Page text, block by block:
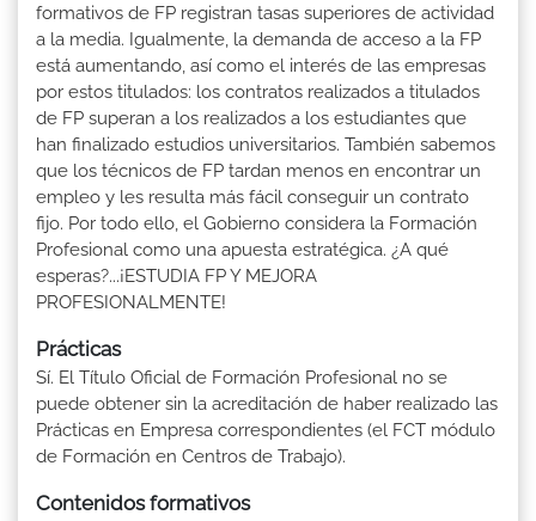
formativos de FP registran tasas superiores de actividad
a la media. Igualmente, la demanda de acceso a la FP
está aumentando, así como el interés de las empresas
por estos titulados: los contratos realizados a titulados
de FP superan a los realizados a los estudiantes que
han finalizado estudios universitarios. También sabemos
que los técnicos de FP tardan menos en encontrar un
empleo y les resulta más fácil conseguir un contrato
fijo. Por todo ello, el Gobierno considera la Formación
Profesional como una apuesta estratégica. ¿A qué
esperas?...¡ESTUDIA FP Y MEJORA
PROFESIONALMENTE!
Prácticas
Sí. El Título Oficial de Formación Profesional no se
puede obtener sin la acreditación de haber realizado las
Prácticas en Empresa correspondientes (el FCT módulo
de Formación en Centros de Trabajo).
Contenidos formativos